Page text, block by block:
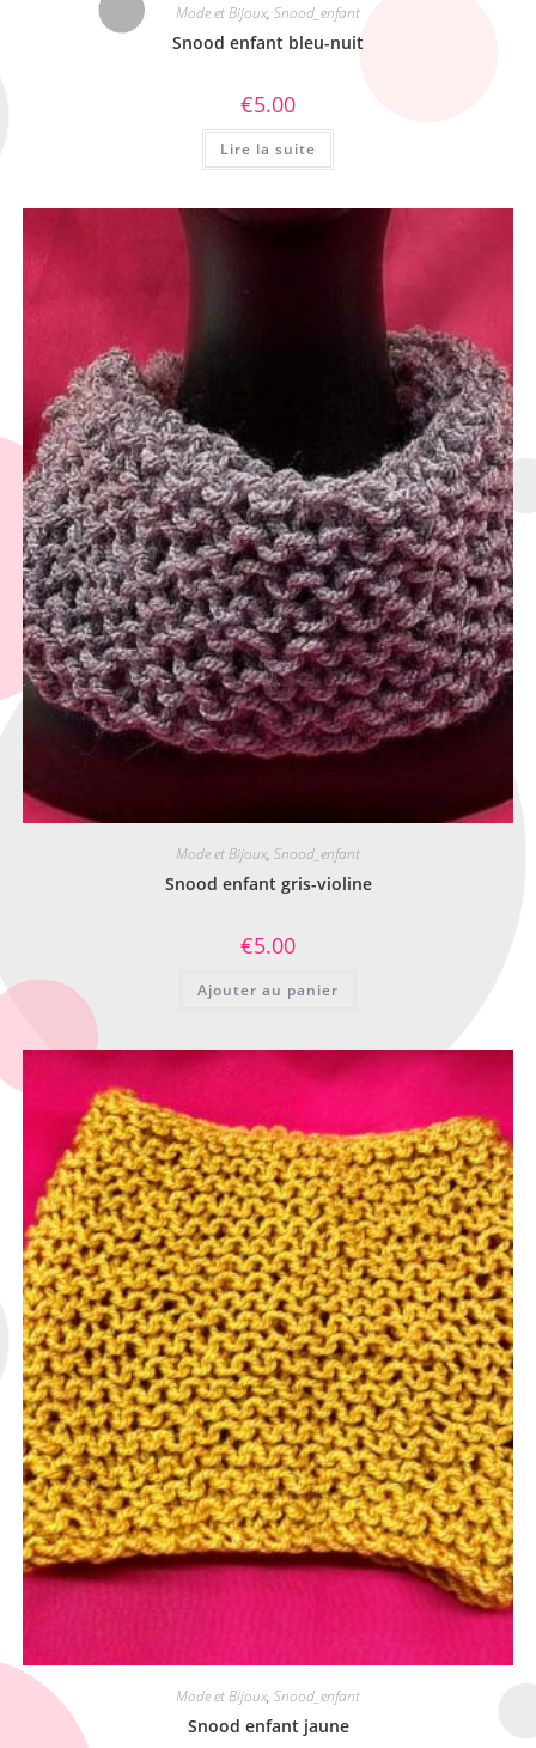
Mode et Bijoux, Snood_enfant
Snood enfant bleu-nuit
€5.00
Lire la suite
Mode et Bijoux, Snood_enfant
Snood enfant gris-violine
€5.00
Ajouter au panier
Mode et Bijoux, Snood_enfant
Snood enfant jaune